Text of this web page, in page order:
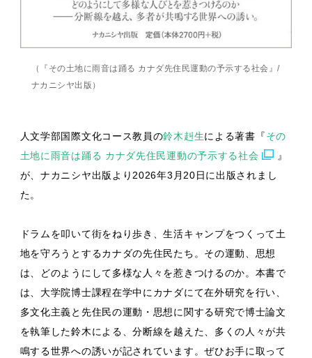
（『その土地に雨音は踊る カナダ先住民運動の予示する社会』/
ナカニシヤ出版）
人文学部国際文化コース教員の鈴木赳生による著書『その
土地に雨音は踊る カナダ先住民運動の予示する社会
』
が、ナカニシヤ出版より2026年3月20日に出版されまし
た。
ドラムを叩いて街をねり歩き、生活キャンプをつくって土
地を守ろうとするカナダの先住民たち。その運動、思想
は、どのようにして多様な人々を惹きつけるのか。本書で
は、大学院博士課程在学中にカナダにて在外研究を行い、
多文化主義と先住民の運動・思想に関する研究で博士論文
を執筆した鈴木による、分断線を越えた、多くの人々が共
鳴する世界への誘いが記されています。ぜひお手に取って